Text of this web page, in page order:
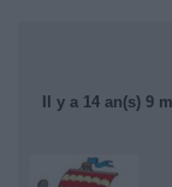
Il y a 14 an(s) 9